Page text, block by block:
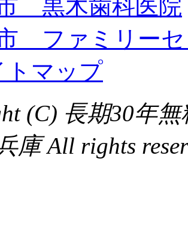
黒木歯科医院
ファミリーセ
トマップ
(C) 長期30年
庫 All rights